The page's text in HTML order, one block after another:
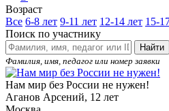
Возраст
Все 6-8 лет 9-11 лет 12-14 лет 15-
Поиск по участнику
Найти
Фамилия, имя, педагог или номер заявки
Нам мир без России не нужен!
Аганов Арсений, 12 лет